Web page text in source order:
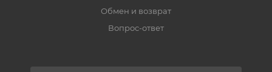
Обмен и возврат
Вопрос-ответ